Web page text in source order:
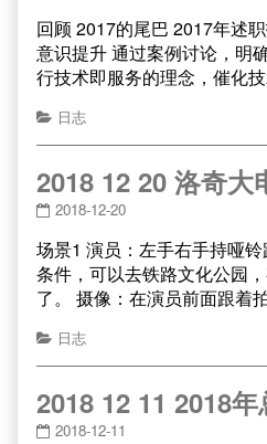
回顾 2017的尾巴 2017年述
意识提升 通过案例讨论，明
行技术即服务的理念，催化
日志
2018 12 20 洛奇大
2018-12-20
场景1 演员：左手右手持哑
条件，可以去铁路文化公园
了。 摄像：在演员前面跟着
日志
2018 12 11 2018年
2018-12-11